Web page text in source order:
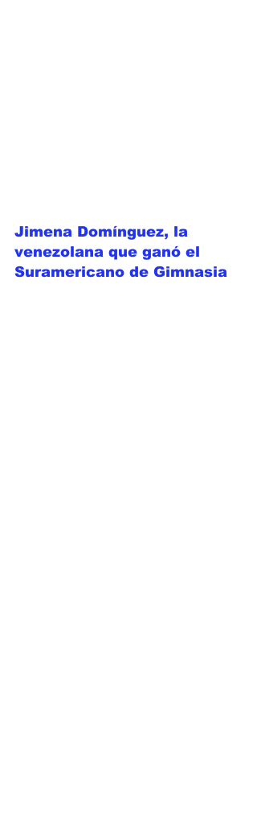
Jimena Domínguez, la
venezolana que ganó el
Suramericano de Gimnasia